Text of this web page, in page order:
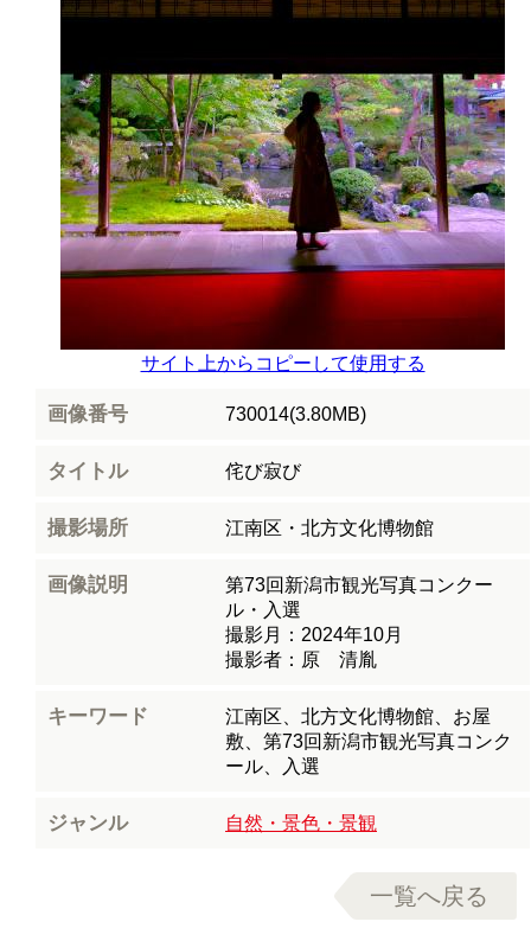
サイト上からコピーして使用する
画像番号 730014(3.80MB)
タイトル 侘び寂び
撮影場所 江南区・北方文化博物館
画像説明
第73回新潟市観光写真コンクー
ル・入選
撮影月：2024年10月
撮影者：原 清胤
キーワード
江南区、北方文化博物館、お屋
敷、第73回新潟市観光写真コンク
ール、入選
ジャンル 自然・景色・景観
一覧へ戻る